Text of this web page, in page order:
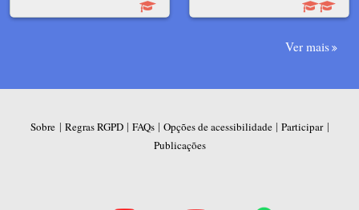
Ver mais
Sobre | Regras RGPD| FAQs| Opções de acessibilidade| Participar|
Publicações